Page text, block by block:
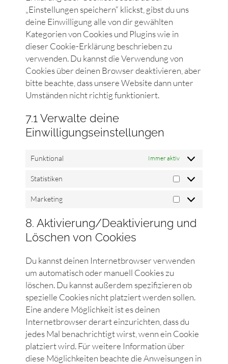
„Einstellungen speichern“ klickst, gibst du uns
deine Einwilligung alle von dir gewählten
Kategorien von Cookies und Plugins wie in
dieser Cookie-Erklärung beschrieben zu
verwenden. Du kannst die Verwendung von
Cookies über deinen Browser deaktivieren, aber
bitte beachte, dass unsere Website dann unter
Umständen nicht richtig funktioniert.
7.1 Verwalte deine
Einwilligungseinstellungen
Funktional Immer aktiv
Statistiken
Marketing
8. Aktivierung/Deaktivierung und
Löschen von Cookies
Du kannst deinen Internetbrowser verwenden
um automatisch oder manuell Cookies zu
löschen. Du kannst außerdem spezifizieren ob
spezielle Cookies nicht platziert werden sollen.
Eine andere Möglichkeit ist es deinen
Internetbrowser derart einzurichten, dass du
jedes Mal benachrichtigt wirst, wenn ein Cookie
platziert wird. Für weitere Information über
diese Möglichkeiten beachte die Anweisungen in